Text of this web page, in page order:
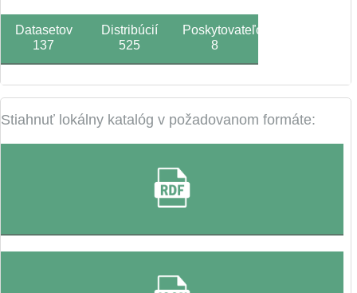
Datasetov
137
Distribúcií
525
Poskytovateľov
8
Stiahnuť lokálny katalóg v požadovanom formáte: